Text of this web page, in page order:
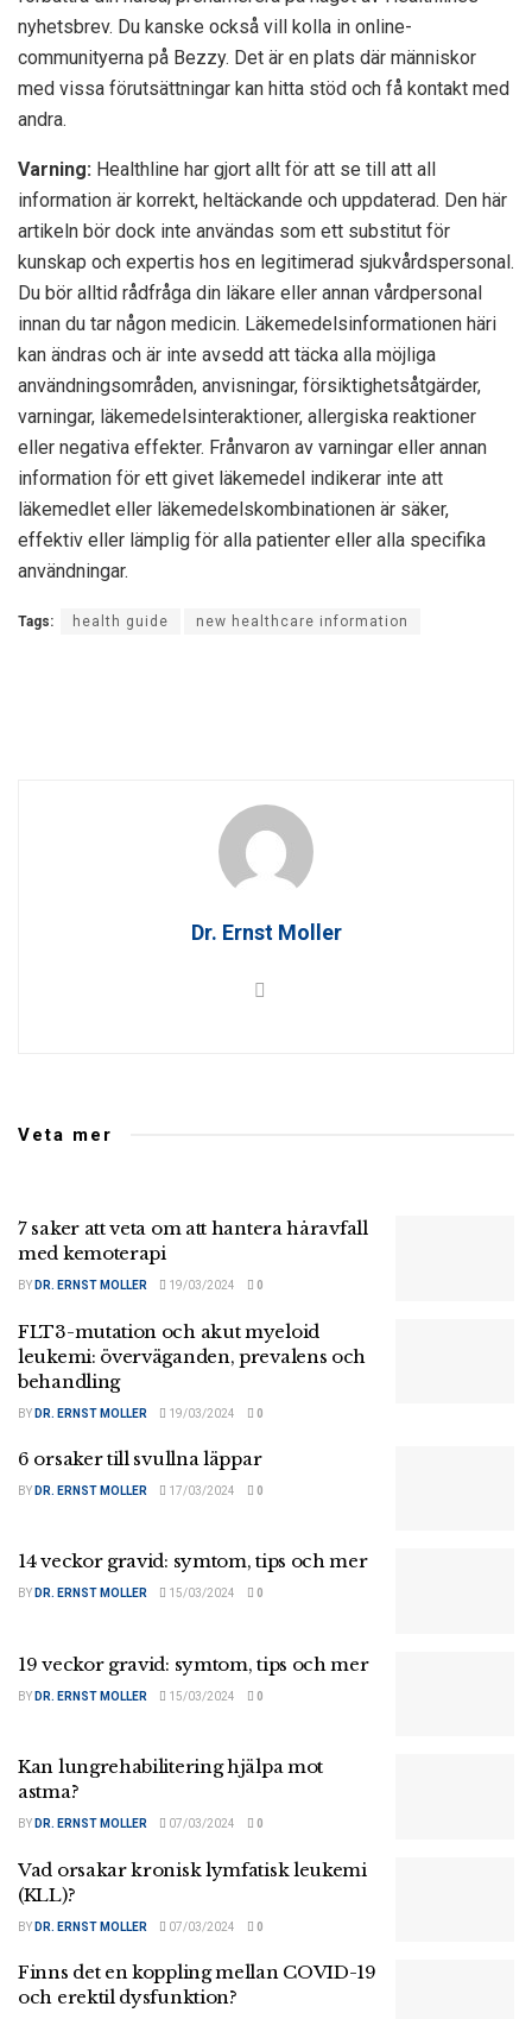
nyhetsbrev. Du kanske också vill kolla in online-
communityerna på Bezzy. Det är en plats där människor
med vissa förutsättningar kan hitta stöd och få kontakt med
andra.
Varning: Healthline har gjort allt för att se till att all
information är korrekt, heltäckande och uppdaterad. Den här
artikeln bör dock inte användas som ett substitut för
kunskap och expertis hos en legitimerad sjukvårdspersonal.
Du bör alltid rådfråga din läkare eller annan vårdpersonal
innan du tar någon medicin. Läkemedelsinformationen häri
kan ändras och är inte avsedd att täcka alla möjliga
användningsområden, anvisningar, försiktighetsåtgärder,
varningar, läkemedelsinteraktioner, allergiska reaktioner
eller negativa effekter. Frånvaron av varningar eller annan
information för ett givet läkemedel indikerar inte att
läkemedlet eller läkemedelskombinationen är säker,
effektiv eller lämplig för alla patienter eller alla specifika
användningar.
Tags: health guide new healthcare information
Dr. Ernst Moller
Veta mer
7 saker att veta om att hantera håravfall
med kemoterapi
BY DR. ERNST MOLLER 19/03/2024 0
FLT3-mutation och akut myeloid
leukemi: överväganden, prevalens och
behandling
BY DR. ERNST MOLLER 19/03/2024 0
6 orsaker till svullna läppar
BY DR. ERNST MOLLER 17/03/2024 0
14 veckor gravid: symtom, tips och mer
BY DR. ERNST MOLLER 15/03/2024 0
19 veckor gravid: symtom, tips och mer
BY DR. ERNST MOLLER 15/03/2024 0
Kan lungrehabilitering hjälpa mot
astma?
BY DR. ERNST MOLLER 07/03/2024 0
Vad orsakar kronisk lymfatisk leukemi
(KLL)?
BY DR. ERNST MOLLER 07/03/2024 0
Finns det en koppling mellan COVID-19
och erektil dysfunktion?